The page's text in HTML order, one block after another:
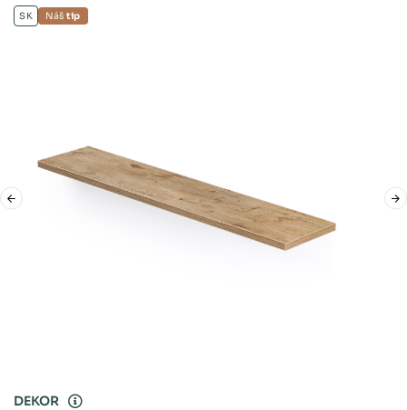
SK Náš tip
DEKOR